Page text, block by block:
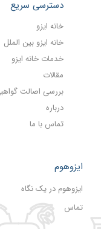
دسترسی سریع
خانه ایزو
خانه ایزو بین الملل
خدمات خانه ایزو
مقالات
بررسی اصالت گواهینامه
درباره
تماس با ما
ایزوهوم
ایزوهوم در یک نگاه
تماس